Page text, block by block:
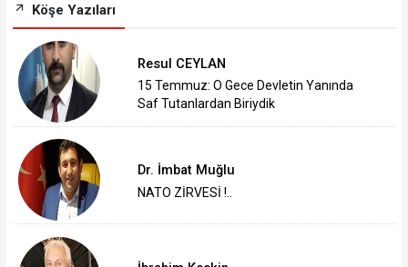
Köşe Yazıları
Resul CEYLAN
15 Temmuz: O Gece Devletin Yanında
Saf Tutanlardan Biriydik
Dr. İmbat Muğlu
NATO ZİRVESİ !..